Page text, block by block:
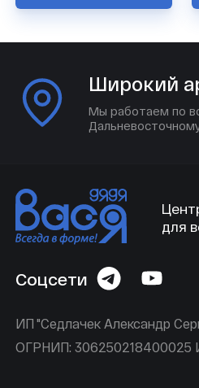
Широкий
Мы работаем по
для
ИП "Седлачек Александр
ОГРНИП: 306250218400025
Соцсети